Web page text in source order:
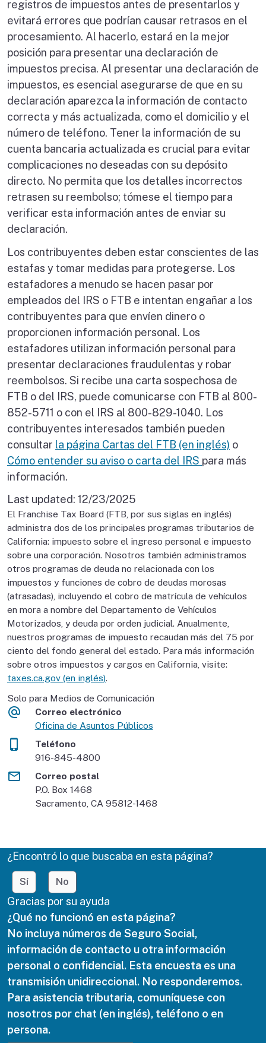
registros de impuestos antes de presentarlos y
evitará errores que podrían causar retrasos en el
procesamiento. Al hacerlo, estará en la mejor
posición para presentar una declaración de
impuestos precisa. Al presentar una declaración de
impuestos, es esencial asegurarse de que en su
declaración aparezca la información de contacto
correcta y más actualizada, como el domicilio y el
número de teléfono. Tener la información de su
cuenta bancaria actualizada es crucial para evitar
complicaciones no deseadas con su depósito
directo. No permita que los detalles incorrectos
retrasen su reembolso; tómese el tiempo para
verificar esta información antes de enviar su
declaración.
Los contribuyentes deben estar conscientes de las
estafas y tomar medidas para protegerse. Los
estafadores a menudo se hacen pasar por
empleados del IRS o FTB e intentan engañar a los
contribuyentes para que envíen dinero o
proporcionen información personal. Los
estafadores utilizan información personal para
presentar declaraciones fraudulentas y robar
reembolsos. Si recibe una carta sospechosa de
FTB o del IRS, puede comunicarse con FTB al 800-
852-5711 o con el IRS al 800-829-1040. Los
contribuyentes interesados también pueden
consultar la página Cartas del FTB (en inglés) o
Cómo entender su aviso o carta del IRS para más
información.
Last updated: 12/23/2025
El Franchise Tax Board (FTB, por sus siglas en inglés)
administra dos de los principales programas tributarios de
California: impuesto sobre el ingreso personal e impuesto
sobre una corporación. Nosotros también administramos
otros programas de deuda no relacionada con los
impuestos y funciones de cobro de deudas morosas
(atrasadas), incluyendo el cobro de matrícula de vehículos
en mora a nombre del Departamento de Vehículos
Motorizados, y deuda por orden judicial. Anualmente,
nuestros programas de impuesto recaudan más del 75 por
ciento del fondo general del estado. Para más información
sobre otros impuestos y cargos en California, visite:
taxes.ca.gov (en inglés).
Solo para Medios de Comunicación
Correo electrónico
Oficina de Asuntos Públicos
Teléfono
916-845-4800
Correo postal
P.O. Box 1468
Sacramento, CA 95812-1468
¿Encontró lo que buscaba en esta página?
Sí No
Gracias por su ayuda
¿Qué no funcionó en esta página?
No incluya números de Seguro Social,
información de contacto u otra información
personal o confidencial. Esta encuesta es una
transmisión unidireccional. No responderemos.
Para asistencia tributaria, comuníquese con
nosotros por chat (en inglés), teléfono o en
persona.